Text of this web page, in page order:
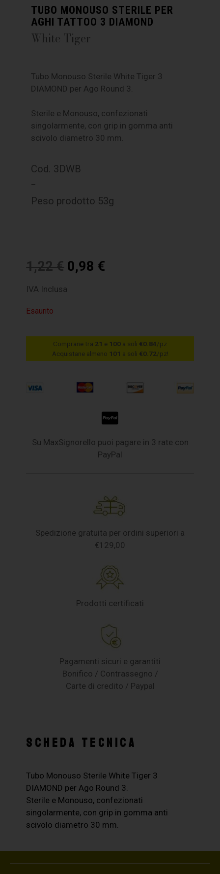
TUBO MONOUSO STERILE PER
AGHI TATTOO 3 DIAMOND
White Tiger
Tubo Monouso Sterile White Tiger 3
DIAMOND per Ago Round 3.
Sterile e Monouso, confezionati
singolarmente, con grip in gomma anti
scivolo diametro 30 mm.
Cod. 3DWB
–
Peso prodotto 53g
1,22€ 0,98 €
IVA Inclusa
Esaurito
Comprane tra 21 e 100 a soli €0.84/pz
Acquistane almeno 101 a soli €0.72/pz!
Su MaxSignorello puoi pagare in 3 rate con
PayPal
Spedizione gratuita per ordini superiori a
€129,00
Prodotti certificati
Pagamenti sicuri e garantiti
Bonifico / Contrassegno /
Carte di credito / Paypal
SCHEDA TECNICA
Tubo Monouso Sterile White Tiger 3
DIAMOND per Ago Round 3.
Sterile e Monouso, confezionati
singolarmente, con grip in gomma anti
scivolo diametro 30 mm.